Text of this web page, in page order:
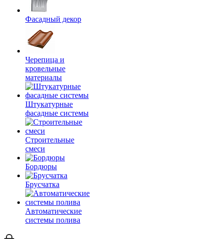
Фасадный декор
Черепица и
кровельные
материалы
Штукатурные
фасадные системы
Строительные
смеси
Бордюры
Брусчатка
Автоматические
системы полива